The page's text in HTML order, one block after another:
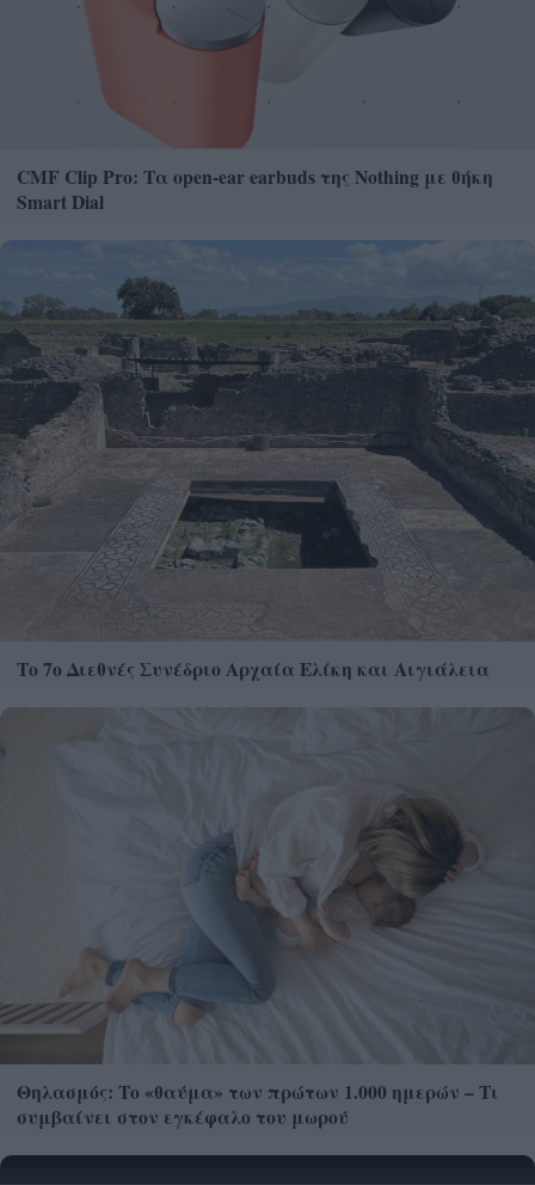
CMF Clip Pro: Τα open-ear earbuds της Nothing με θήκη
Smart Dial
Το 7ο Διεθνές Συνέδριο Αρχαία Ελίκη και Αιγιάλεια
Θηλασμός: Το «θαύμα» των πρώτων 1.000 ημερών – Τι
συμβαίνει στον εγκέφαλο του μωρού